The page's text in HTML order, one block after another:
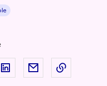
Facebooksur Twitter
Partager sur LinkedIn
Partager par email